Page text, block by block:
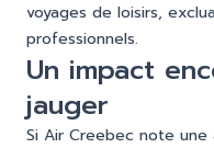
voyages de loisirs,
professionnels.
Un impact
jauger
Si Air Creebec note